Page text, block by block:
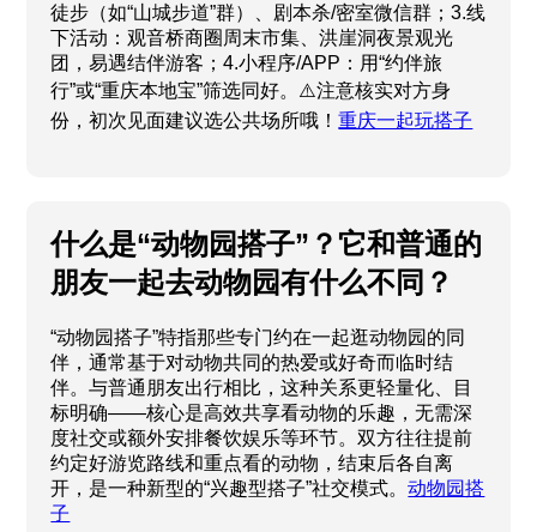
徒步（如“山城步道”群）、剧本杀/密室微信群；3.线
下活动：观音桥商圈周末市集、洪崖洞夜景观光
团，易遇结伴游客；4.小程序/APP：用“约伴旅
行”或“重庆本地宝”筛选同好。⚠️注意核实对方身
份，初次见面建议选公共场所哦！重庆一起玩搭子
什么是“动物园搭子”？它和普通的
朋友一起去动物园有什么不同？
“动物园搭子”特指那些专门约在一起逛动物园的同
伴，通常基于对动物共同的热爱或好奇而临时结
伴。与普通朋友出行相比，这种关系更轻量化、目
标明确——核心是高效共享看动物的乐趣，无需深
度社交或额外安排餐饮娱乐等环节。双方往往提前
约定好游览路线和重点看的动物，结束后各自离
开，是一种新型的“兴趣型搭子”社交模式。动物园搭
子